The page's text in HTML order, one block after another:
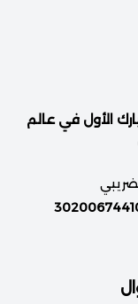
الأول في عالم